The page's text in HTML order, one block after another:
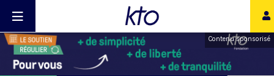
Contenu sponsorisé